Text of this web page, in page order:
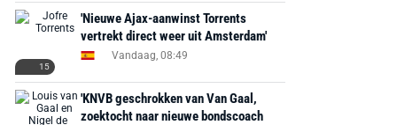
15
'Nieuwe Ajax-aanwinst Torrents
vertrekt direct weer uit Amsterdam'
Vandaag, 08:49
'KNVB geschrokken van Van Gaal,
zoektocht naar nieuwe bondscoach